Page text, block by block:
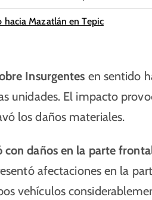
Mazatlán en Tepic
Insurgentes en sentido
unidades. El impacto
los daños materiales.
con daños en la parte
afectaciones en la
vehículos